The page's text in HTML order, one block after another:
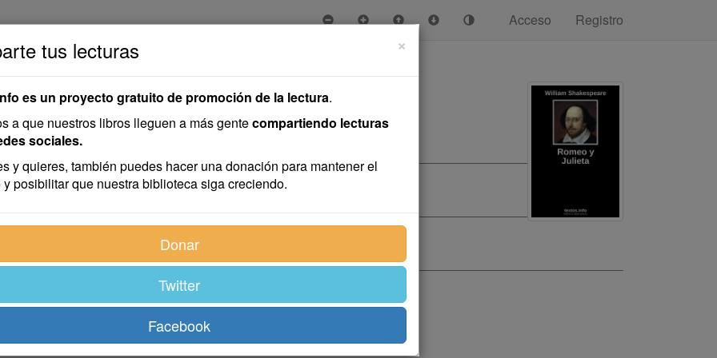
Acceso
Registro
×
tus lecturas
es un proyecto gratuito de promoción de la lectura.
a que nuestros libros lleguen a más gentecompartiendo lecturas
sociales.
y quieres, también puedes hacer una donación para mantener el
y posibilitar que nuestra biblioteca siga creciendo.
Donar
Twitter
Facebook